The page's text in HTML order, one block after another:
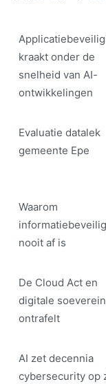
kraakt onder de
snelheid van AI-
ontwikkelingen
Evaluatie datalek
gemeente Epe
Waarom
nooit af is
De Cloud Act en
digitale
ontrafelt
AI zet decennia
cybersecurity op